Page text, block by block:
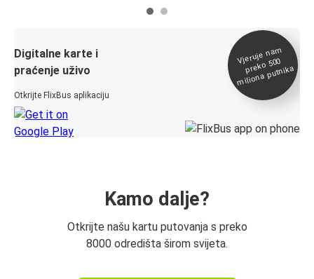
Digitalne karte i
praćenje uživo
Otkrijte FlixBus aplikaciju
Vjeruje na
m
preko 500
miliona putnika
Kamo dalje?
Otkrijte našu kartu putovanja s preko
8000 odredišta širom svijeta.